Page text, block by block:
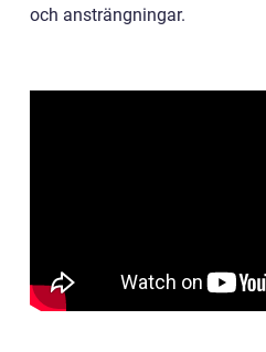
och ansträngningar.